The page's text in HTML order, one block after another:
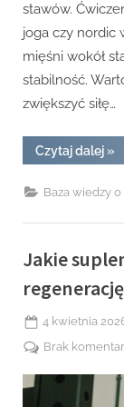
stawów.
joga czy nordic
mięśni wokół
stabilność.
zwiększyć siłę…
Czytaj dalej“W
jaki
o
»
Baza wiedzy
Jakie
Posted
on
4 kwietnia
Brak